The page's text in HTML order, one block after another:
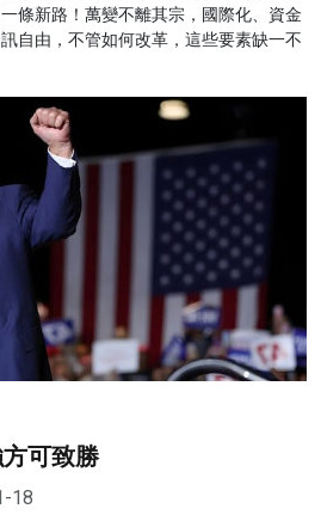
條新路！萬變不離其宗，國際化、資金
自由，不管如何改革，這些要素缺一不
可致勝
18